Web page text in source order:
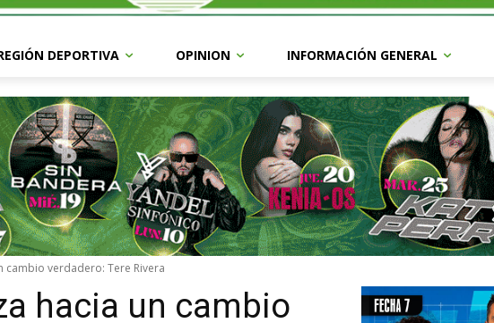
DEPORTIVA OPINION INFORMACIÓN GENERAL
cambio verdadero: Tere Rivera
hacia un cambio